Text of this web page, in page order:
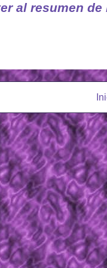
al resumen